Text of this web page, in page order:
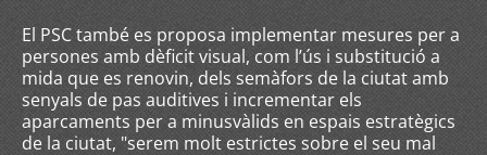
El PSC també es proposa implementar mesures per a
persones amb dèficit visual, com l’ús i substitució a
mida que es renovin, dels semàfors de la ciutat amb
senyals de pas auditives i incrementar els
aparcaments per a minusvàlids en espais estratègics
de la ciutat, "serem molt estrictes sobre el seu mal